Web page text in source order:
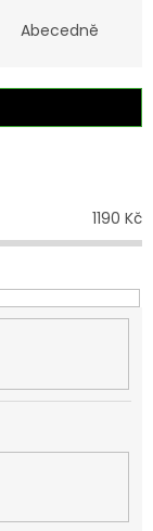
Abecedně
1190 Kč